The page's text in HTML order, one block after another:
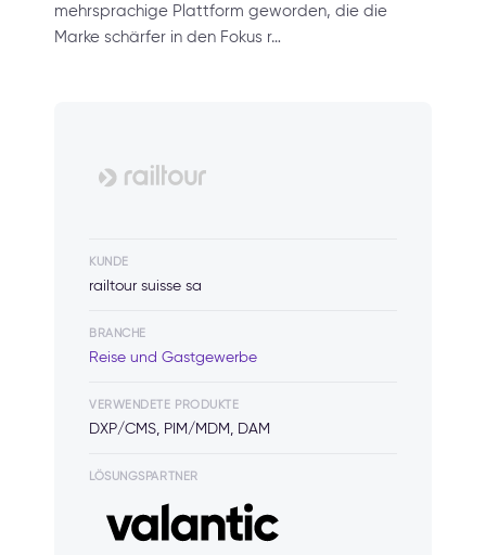
mehrsprachige Plattform geworden, die die
Marke schärfer in den Fokus r…
KUNDE
railtour suisse sa
BRANCHE
Reise und Gastgewerbe
VERWENDETE PRODUKTE
DXP/CMS, PIM/MDM, DAM
LÖSUNGSPARTNER